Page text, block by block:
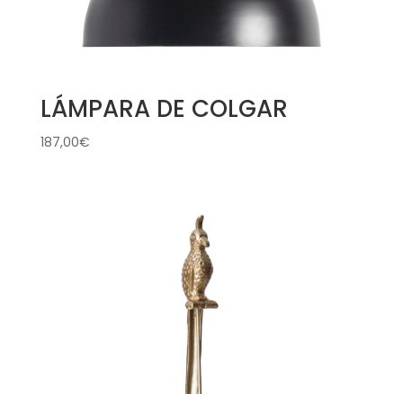
LÁMPARA DE COLGAR
187,00€